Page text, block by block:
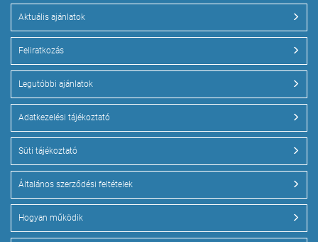
Aktuális ajánlatok
Feliratkozás
Legutóbbi ajánlatok
Adatkezelési tájékoztató
Süti tájékoztató
Általános szerződési feltételek
Hogyan működik